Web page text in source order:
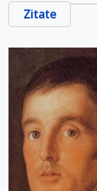
Zitate